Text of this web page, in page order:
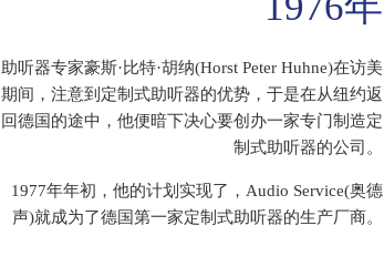
助听器专家豪斯·比特·胡纳(Horst Peter Huhne)在访美
期间，注意到定制式助听器的优势，于是在从纽约返
回德国的途中，他便暗下决心要创办一家专门制造定
制式助听器的公司。
1977年年初，他的计划实现了，Audio Service(奥德
声)就成为了德国第一家定制式助听器的生产厂商。